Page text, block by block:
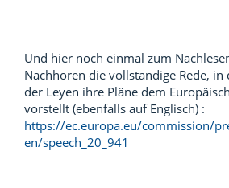
Und hier noch einmal zum
Nachhören die vollständige Rede, in
der Leyen ihre Pläne dem
vorstellt (ebenfalls auf Englisch) :
https://ec.europa.eu/commission/
en/speech_20_941